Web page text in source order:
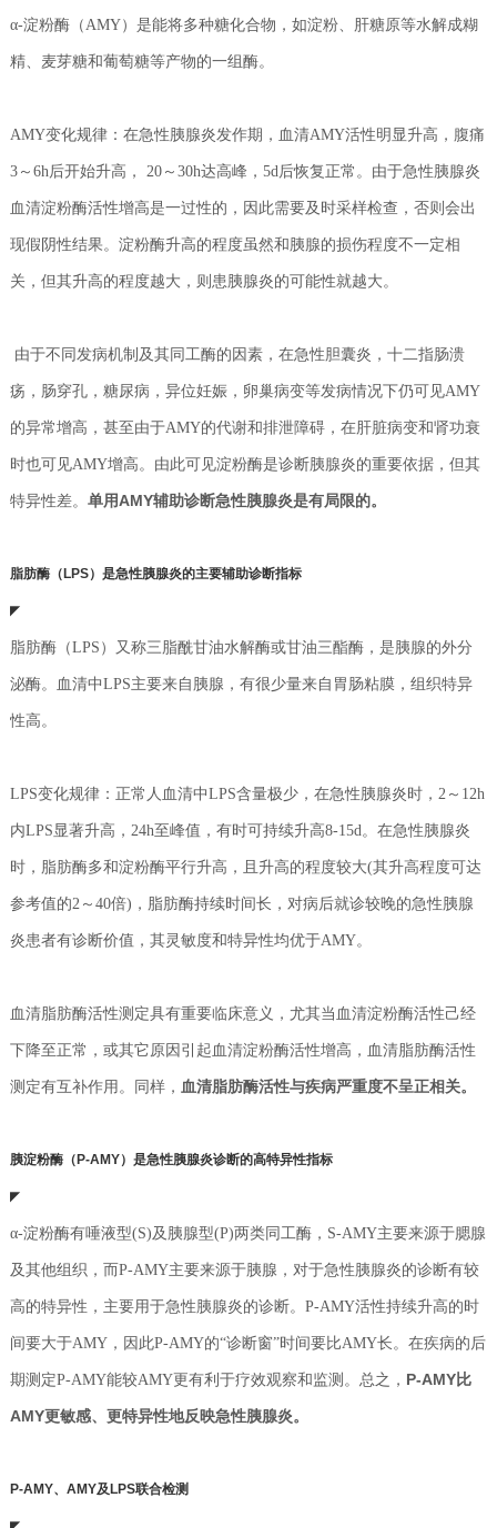
α-淀粉酶（AMY）是能将多种糖化合物，如淀粉、肝糖原等水解成糊
精、麦芽糖和葡萄糖等产物的一组酶。
AMY变化规律：在急性胰腺炎发作期，血清AMY活性明显升高，腹痛
3～6h后开始升高， 20～30h达高峰，5d后恢复正常。由于急性胰腺炎
血清淀粉酶活性增高是一过性的，因此需要及时采样检查，否则会出
现假阴性结果。淀粉酶升高的程度虽然和胰腺的损伤程度不一定相
关，但其升高的程度越大，则患 胰腺炎的可能性就越大。
由于不同发病机制及其同工酶的因素，在急性胆囊炎，十二指肠溃
疡，肠穿孔，糖尿病，异位妊娠，卵巢病变等发病情况下仍可见AMY
的异常增高，甚至由于AMY的代谢和排泄障碍，在肝脏病变和肾功衰
时也可见AMY增高。由此可见淀粉酶是诊断胰腺炎的重要依据，但其
特异性差。 单用AMY辅助诊断急性胰腺炎是有局限的。
脂肪酶（LPS）是急性胰腺炎的主要辅助诊断指标
◤
脂肪酶（LPS）又称三脂酰甘油水解酶或甘油三酯酶，是胰腺的外分
泌酶。血清中LPS主要来自胰腺，有很少量来自胃肠粘膜，组织特异
性高。
LPS变化规律：正常人血清中LPS含量极少，在急性胰腺炎时，2～12h
内LPS显著升高，24h至峰值，有时可持续升高8-15d。在急性胰腺炎
时，脂肪酶多和淀粉酶平行升高，且升高的程度较大(其升高程度可达
参考值的2～40倍)，脂肪酶持续时间长，对病后就诊较晚的急性胰腺
炎患者有诊断价值，其灵敏度和特异性均优于AMY。
血清脂肪酶活性测定具有重要临床意义，尤其当血清淀粉酶活性己经
下降至正常，或其它原因引起血清淀粉酶活性增高，血清脂肪酶活性
测定有互补作用。同样， 血清脂肪酶活性与疾病严重度不呈正相关。
胰淀粉酶（P-AMY）是急性胰腺炎诊断的高特异性指标
◤
α-淀粉酶有唾液型(S)及胰腺型(P)两类同工酶，S-AMY主要来源于腮腺
及其他组织， 而P-AMY主要来源于胰腺，对于急性胰腺炎的诊断有较
高的特异性，主要用于急性胰腺炎的诊断。P-AMY活性持续升高的时
间要大于AMY，因此P-AMY的“诊断窗”时间要比AMY长。在疾病的后
期测定P-AMY能较AMY更有利于疗效观察和监测。总之， P-AMY比
AMY更敏感、更特异性地反映急性胰腺炎。
P-AMY、AMY及LPS联合检测